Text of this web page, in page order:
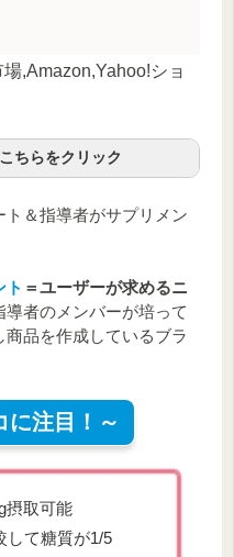
,Amazon,Yahoo!ショ
ちらをクリック
、大豆粉、乳清たんぱ
ーム、脱脂粉乳、乳
糖類、乳化剤、甘味料
ムK）、香料、調味料
・乳成分・大豆を含む）
水化物
12.5g
－糖質
8.4g
食物繊維
4.1g
＆指導者がサプリメン
ト ＝ユーザーが求めるニ
者のメンバーが培って
品を作成しているブラ
に注目！～
摂取可能
して糖質が1/5